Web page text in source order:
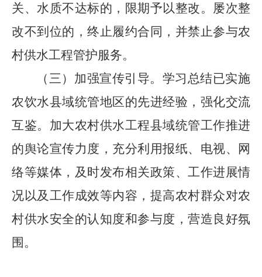
关、水质不达标的，限期予以整改。屡次整
改不到位的，终止履约合同，并禁止参与农
村供水工程管护服务。
（三）加强宣传引导。 学习总结已实施
农饮水县域统管地区的先进经验，强化交流
互鉴。加大农村供水工程县域统管工作推进
的舆论宣传力度，充分利用报纸、电视、网
络等媒体，及时发布相关政策、工作进展情
况以及工作成效等内容，提高农村群众对农
村供水安全的认知度和参与度，营造良好氛
围。